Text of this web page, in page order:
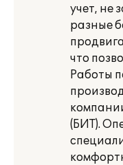
учет, не
разные
что
Работы
(БИТ).